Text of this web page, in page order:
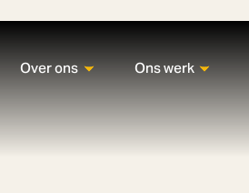
Over ons Ons werk